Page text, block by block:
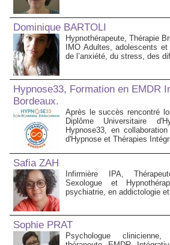
Dominique BARTOLI
Hypnothérapeute, Thérapie
IMO Adultes, adolescents
de l’anxiété, du stress, des
Hypnose33, Formation en EMDR
Bordeaux.
Après le succès rencontré
Diplôme Universitaire
Hypnose33, en
d'Hypnose et Thérapies
Safia ZAH
Infirmière IPA,
Sexologue et
psychiatrie, en addictologie
Sophie PRAT
Psychologue clinicienne,